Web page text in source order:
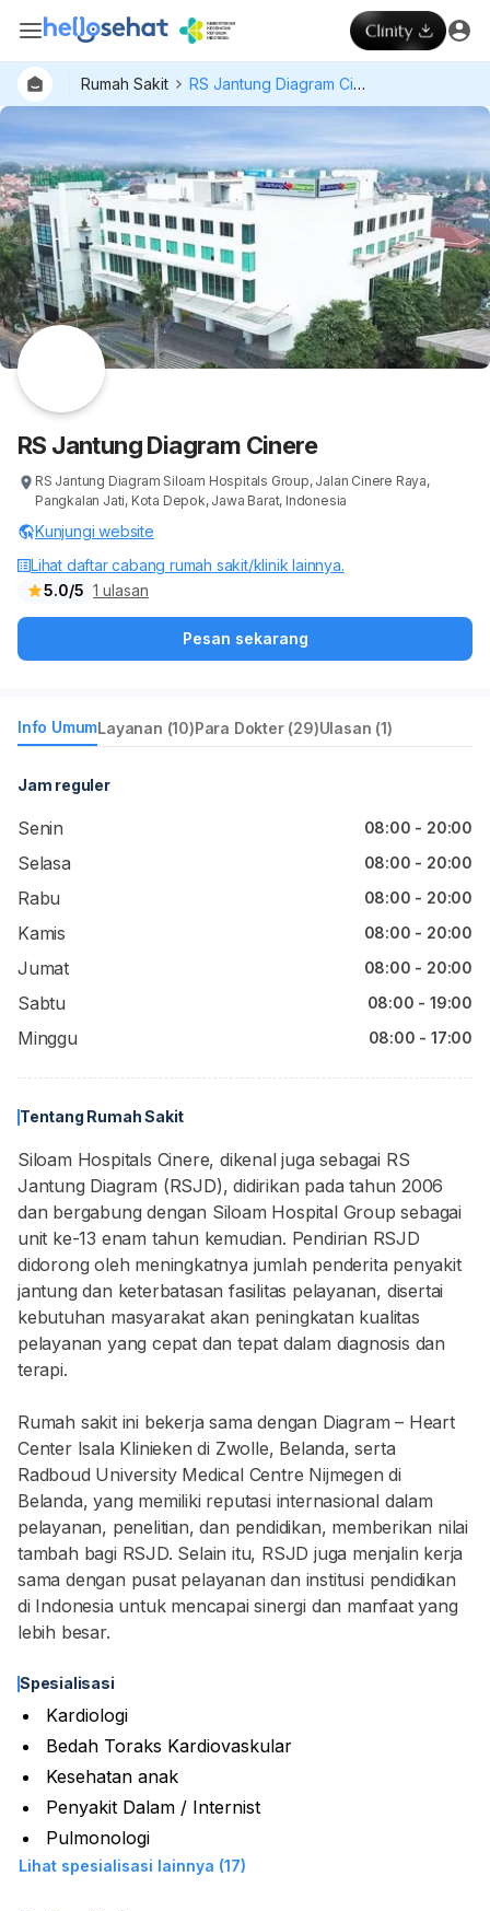
Rumah Sakit RS Jantung Diagram Cinere
RS Jantung Diagram Cinere
RS Jantung Diagram Siloam Hospitals Group, Jalan Cinere Raya,
Pangkalan Jati, Kota Depok, Jawa Barat, Indonesia
Kunjungi website
Lihat daftar cabang rumah sakit/klinik lainnya.
5.0/5 1 ulasan
Pesan sekarang
Info UmumLayanan (10)Para Dokter (29)Ulasan (1)
Jam reguler
Senin 08:00 - 20:00
Selasa 08:00 - 20:00
Rabu 08:00 - 20:00
Kamis 08:00 - 20:00
Jumat 08:00 - 20:00
Sabtu 08:00 - 19:00
Minggu 08:00 - 17:00
Tentang Rumah Sakit
Siloam Hospitals Cinere, dikenal juga sebagai RS
Jantung Diagram (RSJD), didirikan pada tahun 2006
dan bergabung dengan Siloam Hospital Group sebagai
unit ke-13 enam tahun kemudian. Pendirian RSJD
didorong oleh meningkatnya jumlah penderita penyakit
jantung dan keterbatasan fasilitas pelayanan, disertai
kebutuhan masyarakat akan peningkatan kualitas
pelayanan yang cepat dan tepat dalam diagnosis dan
terapi.
Rumah sakit ini bekerja sama dengan Diagram – Heart
Center Isala Klinieken di Zwolle, Belanda, serta
Radboud University Medical Centre Nijmegen di
Belanda, yang memiliki reputasi internasional dalam
pelayanan, penelitian, dan pendidikan, memberikan nilai
tambah bagi RSJD. Selain itu, RSJD juga menjalin kerja
sama dengan pusat pelayanan dan institusi pendidikan
di Indonesia untuk mencapai sinergi dan manfaat yang
lebih besar.
Spesialisasi
Kardiologi
Bedah Toraks Kardiovaskular
Kesehatan anak
Penyakit Dalam / Internist
Pulmonologi
Lihat spesialisasi lainnya (17)